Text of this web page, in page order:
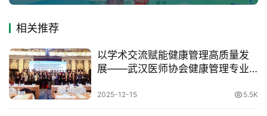
相关推荐
以学术交流赋能健康管理高质量发
展——武汉医师协会健康管理专业
会、湖北省健康管理学会体检与评
2025-12-15 5.5K